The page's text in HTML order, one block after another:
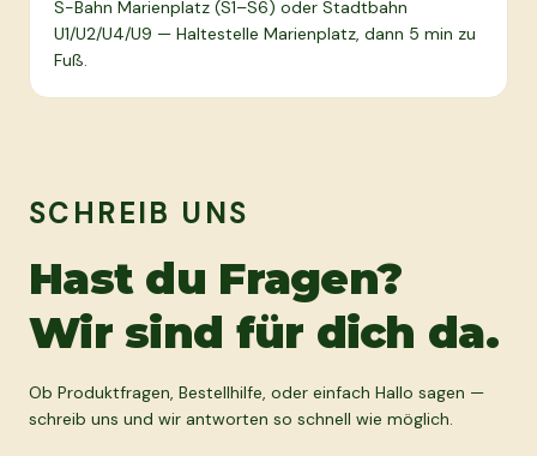
S-Bahn Marienplatz (S1–S6) oder Stadtbahn
U1/U2/U4/U9 — Haltestelle Marienplatz, dann 5 min zu
Fuß.
SCHREIB UNS
Hast du Fragen?
Wir sind für dich da.
Ob Produktfragen, Bestellhilfe, oder einfach Hallo sagen —
schreib uns und wir antworten so schnell wie möglich.